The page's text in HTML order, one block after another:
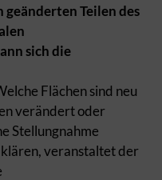
Teilen des
sich die
Flächen sind neu
verändert oder
Stellungnahme
klären, veranstaltet der